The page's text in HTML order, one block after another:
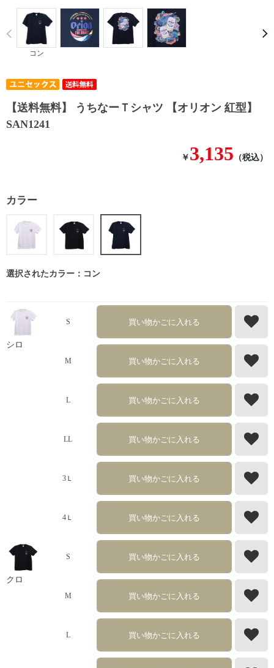
コン
Prev
【送料無料】 うちなーＴシャツ 【オリオン 紅型】
SAN1241
￥ 3,135 （税込）
カラー
選択されたカラー：コン
シロ
S 買い物かごに入れる
M 買い物かごに入れる
L 買い物かごに入れる
LL 買い物かごに入れる
3Ｌ 買い物かごに入れる
4Ｌ 買い物かごに入れる
クロ
S 買い物かごに入れる
M 買い物かごに入れる
L 買い物かごに入れる